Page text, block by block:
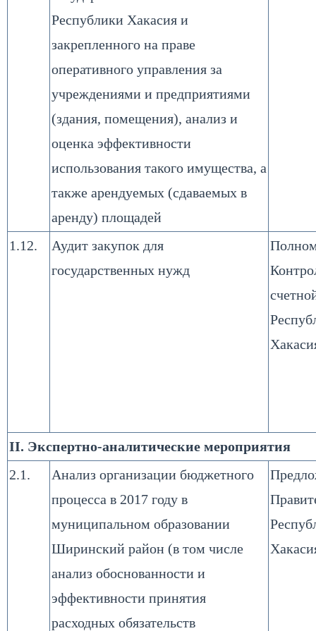
Республики Хакасия и
закрепленного на праве
оперативного управления за
учреждениями и предприятиями
(здания, помещения), анализ и
оценка эффективности
использования такого имущества, а
также арендуемых (сдаваемых в
аренду) площадей
1.12.
Аудит закупок для
государственных нужд
II. Экспертно-аналитические мероприятия
2.1.
Анализ организации бюджетного
процесса в 2017 году в
муниципальном образовании
Ширинский район (в том числе
анализ обоснованности и
эффективности принятия
расходных обязательств